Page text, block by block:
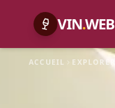
VIN.WEB
ACCUEIL EXPLORER